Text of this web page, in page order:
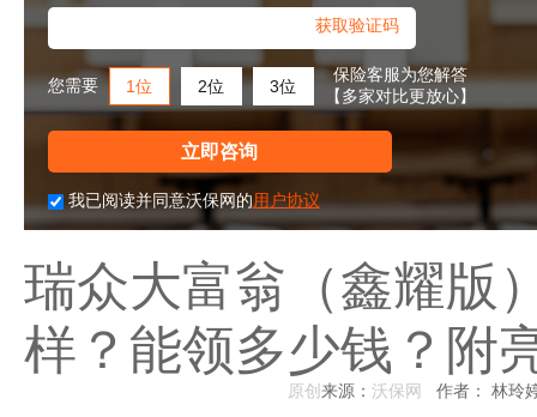
获取验证码
您需要 1位 2位 3位
保险客服为您解答
【多家对比更放心】
立即咨询
我已阅读并同意沃保网的用户协议
瑞众大富翁（鑫耀版
样？能领多少钱？附
原创 来源： 沃保网 作者： 林玲